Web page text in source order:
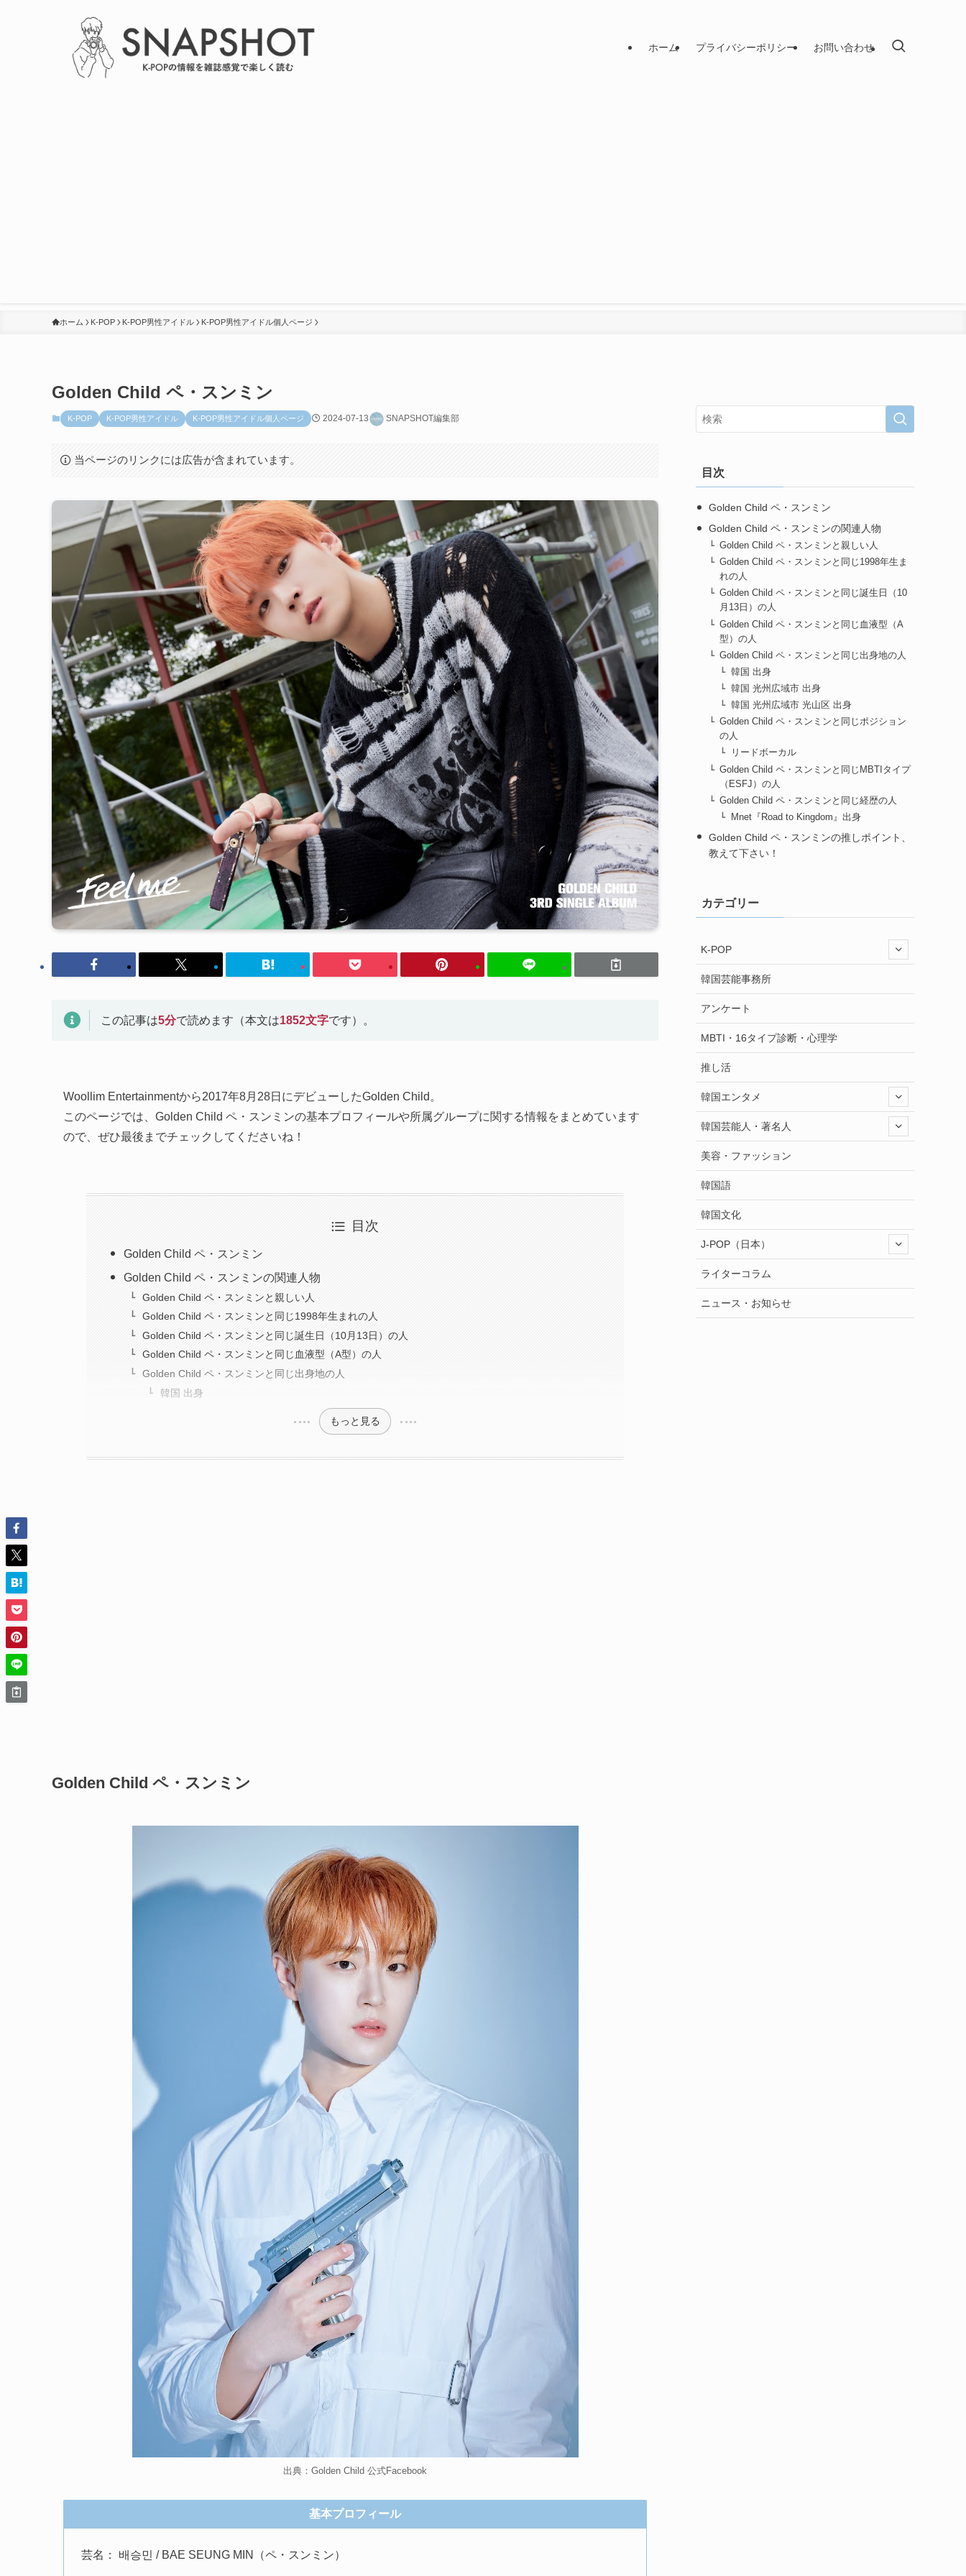
ホーム プライバシーポリシー お問い合わせ
ホーム K-POP K-POP男性アイドル K-POP男性アイドル個人ページ
Golden Child ペ・スンミン
K-POP K-POP男性アイドル K-POP男性アイドル個人ページ 2024-07-13 SNAPSHOT編集部
当ページのリンクには広告が含まれています。
この記事は5分で読めます（本文は1852文字です）。
Woollim Entertainmentから2017年8月28日にデビューしたGolden Child。
このページでは、Golden Child ペ・スンミンの基本プロフィールや所属グループに関する情報をまとめています
ので、ぜひ最後までチェックしてくださいね！
目次
Golden Child ペ・スンミン
Golden Child ペ・スンミンの関連人物
Golden Child ペ・スンミンと親しい人
Golden Child ペ・スンミンと同じ1998年生まれの人
Golden Child ペ・スンミンと同じ誕生日（10月13日）の人
Golden Child ペ・スンミンと同じ血液型（A型）の人
Golden Child ペ・スンミンと同じ出身地の人
韓国 出身
もっと見る
Golden Child ペ・スンミン
出典：Golden Child 公式Facebook
基本プロフィール
芸名： 배승민 / BAE SEUNG MIN（ペ・スンミン）
目次
Golden Child ペ・スンミン
Golden Child ペ・スンミンの関連人物
Golden Child ペ・スンミンと親しい人
Golden Child ペ・スンミンと同じ1998年生ま
れの人
Golden Child ペ・スンミンと同じ誕生日（10
月13日）の人
Golden Child ペ・スンミンと同じ血液型（A
型）の人
Golden Child ペ・スンミンと同じ出身地の人
韓国 出身
韓国 光州広域市 出身
韓国 光州広域市 光山区 出身
Golden Child ペ・スンミンと同じポジション
の人
リードボーカル
Golden Child ペ・スンミンと同じMBTIタイプ
（ESFJ）の人
Golden Child ペ・スンミンと同じ経歴の人
Mnet『Road to Kingdom』出身
Golden Child ペ・スンミンの推しポイント、
教えて下さい！
カテゴリー
K-POP
韓国芸能事務所
アンケート
MBTI・16タイプ診断・心理学
推し活
韓国エンタメ
韓国芸能人・著名人
美容・ファッション
韓国語
韓国文化
J-POP（日本）
ライターコラム
ニュース・お知らせ